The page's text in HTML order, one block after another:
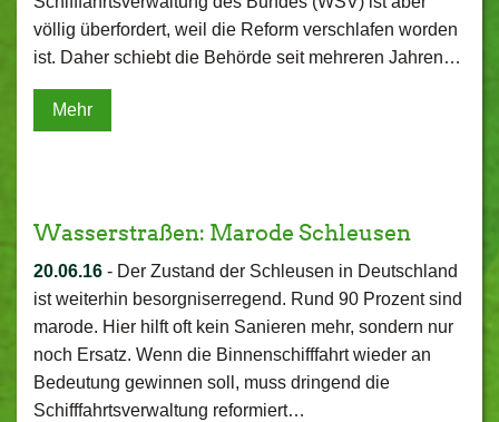
völlig überfordert, weil die Reform verschlafen worden
ist. Daher schiebt die Behörde seit mehreren Jahren…
Mehr
Wasserstraßen: Marode Schleusen
20.06.16 - Der Zustand der Schleusen in Deutschland
ist weiterhin besorgniserregend. Rund 90 Prozent sind
marode. Hier hilft oft kein Sanieren mehr, sondern nur
noch Ersatz. Wenn die Binnenschifffahrt wieder an
Bedeutung gewinnen soll, muss dringend die
Schifffahrtsverwaltung reformiert…